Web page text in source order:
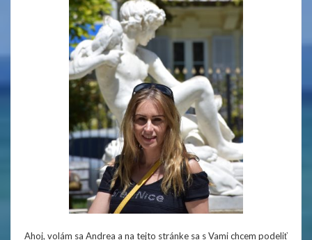
Ahoj, volám sa Andrea a na tejto stránke sa s Vami chcem podeliť